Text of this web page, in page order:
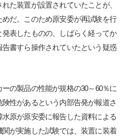
た装置が設置されていたことが、
だ。このため原安委が再試験を行
表したものの、しばらく経ってか
書すら操作されていたという疑惑
の製品の性能が規格の30～60％に
性があるという内部告発が報道さ
原が原安委に報告した資料による
が実施した試験では、装置に装着